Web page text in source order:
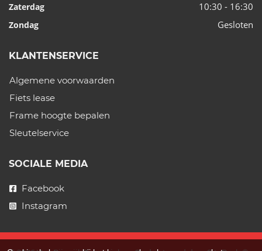
Zaterdag 10:30 - 16:30
Zondag Gesloten
KLANTENSERVICE
Algemene voorwaarden
Fiets lease
Frame hoogte bepalen
Sleutelservice
SOCIALE MEDIA
Facebook
Instagram